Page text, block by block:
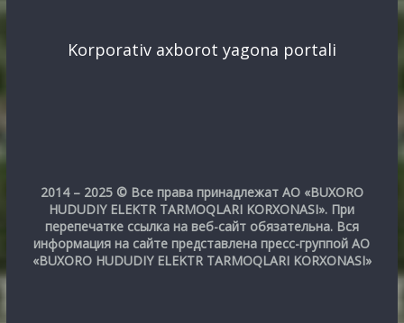
Korporativ axborot yagona portali
2014 – 2025 © Все права принадлежат АО «BUXORO
HUDUDIY ELEKTR TARMOQLARI KORXONASI». При
перепечатке ссылка на веб-сайт обязательна. Вся
информация на сайте представлена пресс-группой АО
«BUXORO HUDUDIY ELEKTR TARMOQLARI KORXONASI»